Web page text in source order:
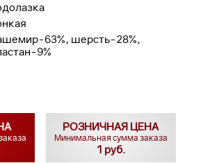
63%, шерсть-28%,
9%
РОЗНИЧНАЯ ЦЕНА
Минимальная сумма заказа
1 руб.